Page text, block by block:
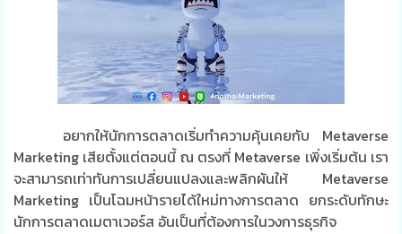
อยากให้นักการตลาดเริ่มทำความคุ้นเคยกับ Metaverse
Marketing เสียตั้งแต่ตอนนี้ ณ ตรงที่ Metaverse เพิ่งเริ่มต้น เรา
จะสามารถเท่าทันการเปลี่ยนแปลงและพลิกผันให้ Metaverse
Marketing เป็นโฉมหน้ารายได้ใหม่ทางการตลาด ยกระดับทักษะ
นักการตลาดเมตาเวอร์ส อันเป็นที่ต้องการในวงการธุรกิจ